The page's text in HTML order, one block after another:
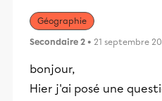
Géographie
Secondaire 2 • 21 septembre
bonjour,
Hier j'ai posé une